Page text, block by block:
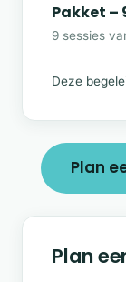
Snel
Coaching
vergoed
bijdrage
Pakket –
9 sessies
Deze
Plan
Plan